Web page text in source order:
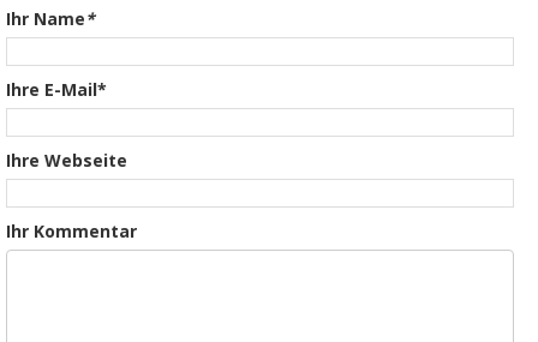
Ihr Name*
Ihre E-Mail*
Ihre Webseite
Ihr Kommentar